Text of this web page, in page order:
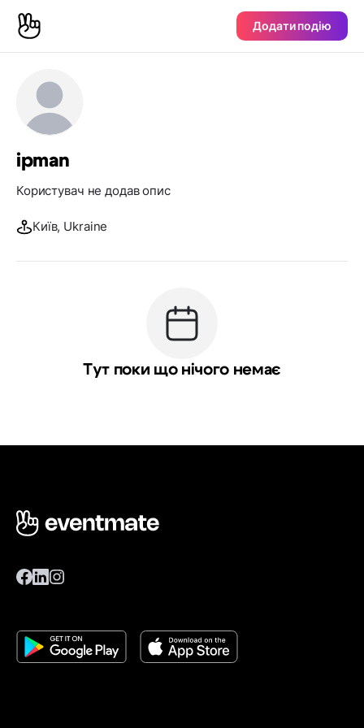
Додати подію
ipman
Користувач не додав опис
Київ, Ukraine
Тут поки що нічого немає